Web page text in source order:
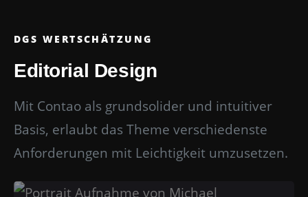
DGS WERTSCHÄTZUNG
Editorial Design
Mit Contao als grundsolider und intuitiver
Basis, erlaubt das Theme verschiedenste
Anforderungen mit Leichtigkeit umzusetzen.